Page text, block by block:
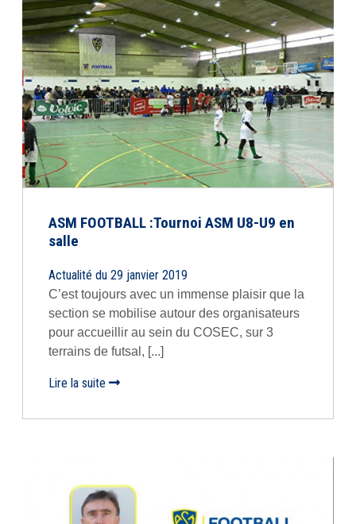
ASM FOOTBALL :Tournoi ASM U8-U9 en
salle
Actualité du 29 janvier 2019
C’est toujours avec un immense plaisir que la
section se mobilise autour des organisateurs
pour accueillir au sein du COSEC, sur 3
terrains de futsal, [...]
Lire la suite